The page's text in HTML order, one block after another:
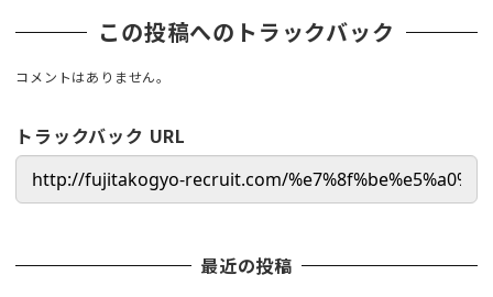
この投稿へのトラックバック
コメントはありません。
トラックバック URL
最近の投稿